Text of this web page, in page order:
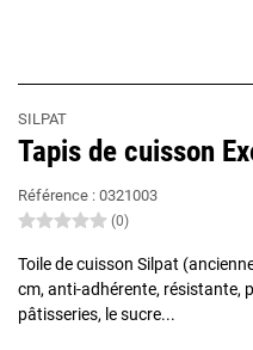
SILPAT
Tapis de cuisson
Référence : 0321003
(0)
Toile de cuisson Silpat
cm, anti-adhérente, résistante,
pâtisseries, le sucre...